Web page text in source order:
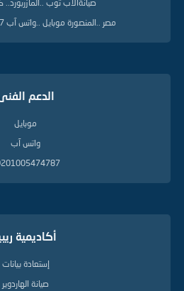
صيانةالاب توب
مصر ..المنصورة موبايل ..واتس آب 00201005474787
الدعم
موبايل
واتس آب
أكاديمية
إستعادة بيانات
صيانة الهاردوير